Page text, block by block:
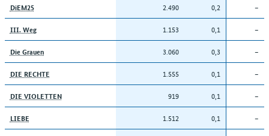
DiEM25 2.490 0,2 –
III. Weg 1.153 0,1 –
Die Grauen 3.060 0,3 –
DIE RECHTE 1.555 0,1 –
DIE VIOLETTEN 919 0,1 –
LIEBE 1.512 0,1 –